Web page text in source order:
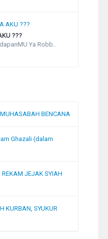
???
Ya Robb..
MUHASABAH BENCANA
Ghazali (dalam
REKAM JEJAK SYIAH
KURBAN, SYUKUR